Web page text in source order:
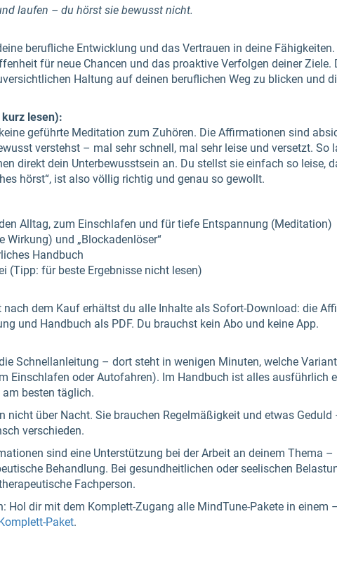
laufen – du hörst sie bewusst nicht.
berufliche Entwicklung und das Vertrauen in deine
für neue Chancen und das proaktive Verfolgen deiner Ziele.
Haltung auf deinen beruflichen Weg zu blicken und
lesen):
geführte Meditation zum Zuhören. Die Affirmationen sind
verstehst – mal sehr schnell, mal sehr leise und versetzt. So
direkt dein Unterbewusstsein an. Du stellst sie einfach so leise,
hörst“, ist also völlig richtig und genau so gewollt.
Alltag, zum Einschlafen und für tiefe Entspannung (Meditation)
Wirkung) und „Blockadenlöser“
Handbuch
(Tipp: für beste Ergebnisse nicht lesen)
dem Kauf erhältst du alle Inhalte als Sofort-Download: die
und Handbuch als PDF. Du brauchst kein Abo und keine App.
Schnellanleitung – dort steht in wenigen Minuten, welche
Einschlafen oder Autofahren). Im Handbuch ist alles ausführlich
besten täglich.
nicht über Nacht. Sie brauchen Regelmäßigkeit und etwas
verschieden.
sind eine Unterstützung bei der Arbeit an deinem Thema
Behandlung. Bei gesundheitlichen oder seelischen
Fachperson.
Hol dir mit dem Komplett-Zugang alle MindTune-Pakete in einem
Paket.